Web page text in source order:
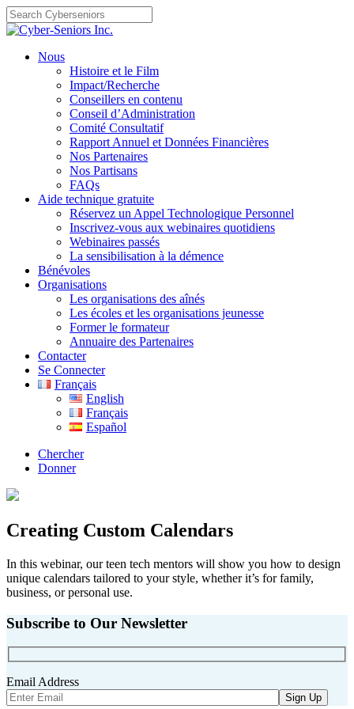
Skip
to
content
Nous
Histoire et le Film
Impact/Recherche
Conseillers en contenu
Conseil d’Administration
Comité Consultatif
Rapport Annuel et Données Financières
Nos Partenaires
Nos Partisans
FAQs
Aide technique gratuite
Réservez un Appel Technologique Personnel
Inscrivez-vous aux webinaires quotidiens
Webinaires passés
La sensibilisation à la démence
Bénévoles
Organisations
Les organisations des aînés
Les écoles et les organisations jeunesse
Former le formateur
Annuaire des Partenaires
Contacter
Se Connecter
Français
English
Français
Español
Chercher
Donner
Creating Custom Calendars
In this webinar, our teen tech mentors will show you how to design
unique calendars tailored to your style, whether it’s for family,
business, or personal use.
Subscribe to Our Newsletter
Email Address